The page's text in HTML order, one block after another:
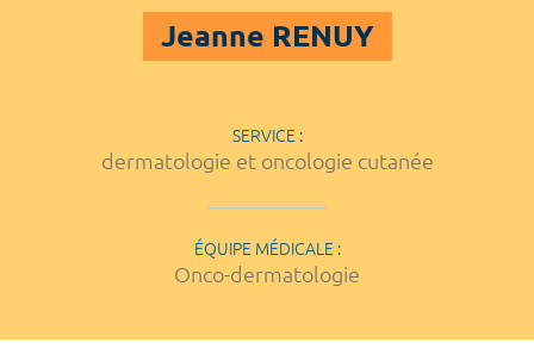
Jeanne RENUY
SERVICE :
dermatologie et oncologie cutanée
ÉQUIPE MÉDICALE :
Onco-dermatologie